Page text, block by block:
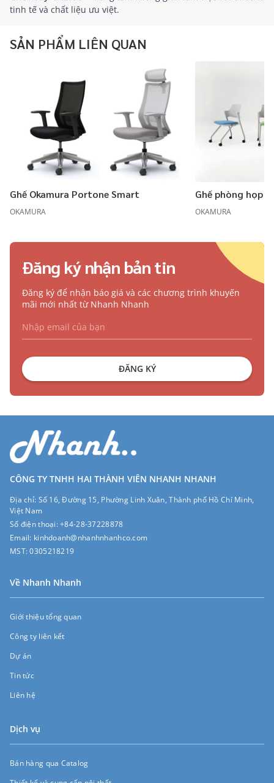
tinh tế và chất liệu ưu việt.
SẢN PHẨM LIÊN QUAN
Ghế Okamura Portone Smart
OKAMURA
Ghế phòng họp
OKAMURA
Đăng ký nhận bản tin
Đăng ký để nhận báo giá và các chương trình khuyến
mãi mới nhất từ Nhanh Nhanh
ĐĂNG KÝ
CÔNG TY TNHH HAI THÀNH VIÊN NHANH NHANH
Địa chỉ: Số 16, Đường 15, Phường Linh Xuân, Thành phố Hồ Chí Minh,
Việt Nam
Số điện thoại:+84-28-37228878
Email: kinhdoanh@nhanhnhanhco.com
MST:0305218219
Về Nhanh Nhanh
Giới thiệu tổng quan
Công ty liên kết
Dự án
Tin tức
Liên hệ
Dịch vụ
Bán hàng qua Catalog